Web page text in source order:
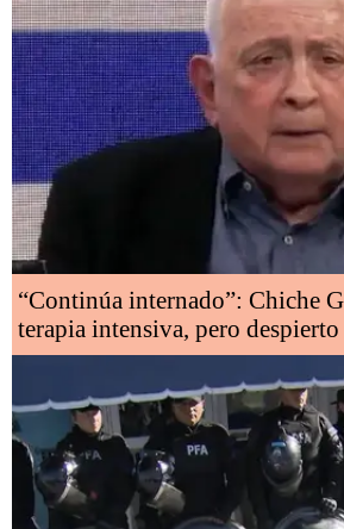
“Continúa internado”: Chiche
terapia intensiva, pero